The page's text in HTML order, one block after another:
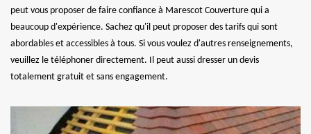
peut vous proposer de faire confiance à Marescot Couverture qui a
beaucoup d'expérience. Sachez qu'il peut proposer des tarifs qui sont
abordables et accessibles à tous. Si vous voulez d'autres renseignements,
veuillez le téléphoner directement. Il peut aussi dresser un devis
totalement gratuit et sans engagement.